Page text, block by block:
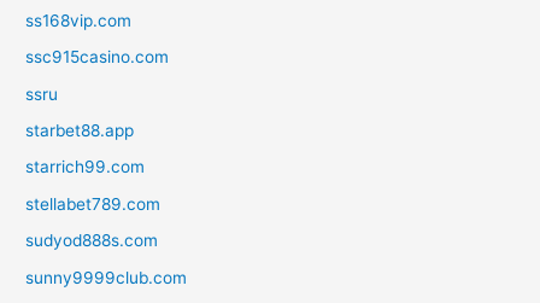
ss168vip.com
ssc915casino.com
ssru
starbet88.app
starrich99.com
stellabet789.com
sudyod888s.com
sunny9999club.com